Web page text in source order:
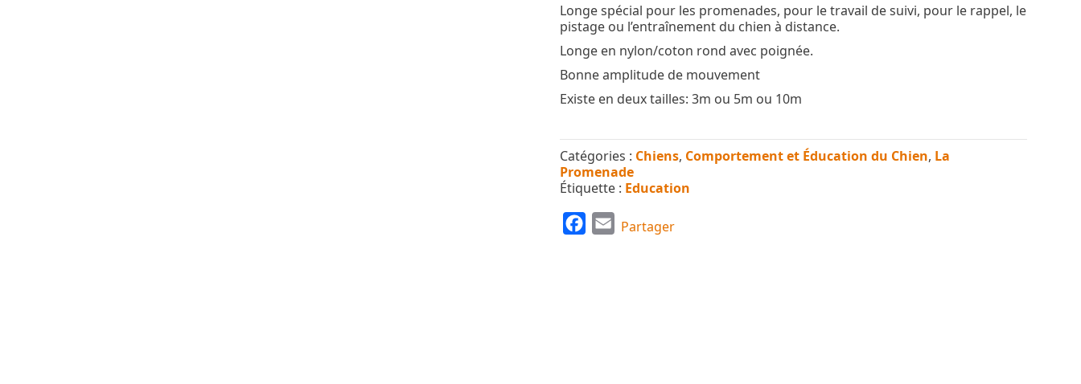
Longe spécial pour les promenades, pour le travail de suivi, pour le rappel, le
pistage ou l’entraînement du chien à distance.
Longe en nylon/coton rond avec poignée.
Bonne amplitude de mouvement
Existe en deux tailles: 3m ou 5m ou 10m
Catégories : Chiens, Comportement et Éducation du Chien, La
Promenade
Étiquette : Education
EPartager